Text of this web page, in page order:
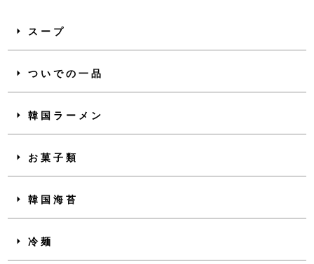
スープ
ついでの一品
韓国ラーメン
お菓子類
韓国海苔
冷麺